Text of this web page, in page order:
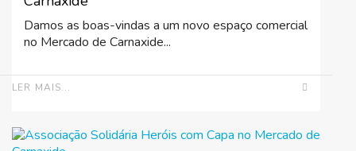
Damos as boas-vindas a um novo espaço comercial
no Mercado de Carnaxide...
LER MAIS...